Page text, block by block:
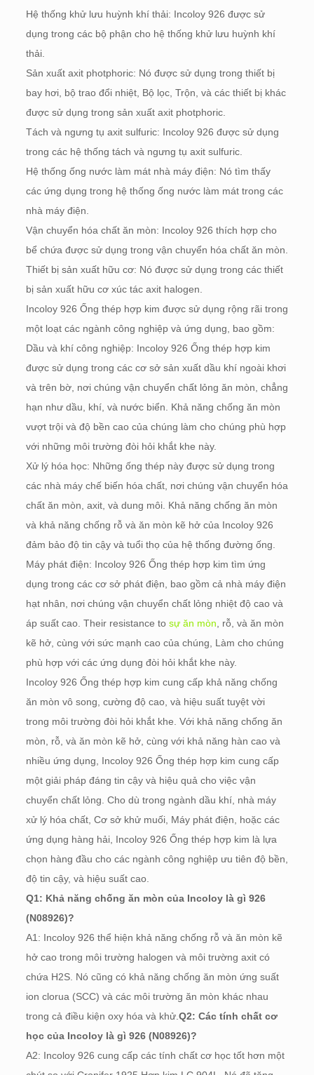
Hệ thống khử lưu huỳnh khí thải: Incoloy 926 được sử
dụng trong các bộ phận cho hệ thống khử lưu huỳnh khí
thải.
Sản xuất axit photphoric: Nó được sử dụng trong thiết bị
bay hơi, bộ trao đổi nhiệt, Bộ lọc, Trộn, và các thiết bị khác
được sử dụng trong sản xuất axit photphoric.
Tách và ngưng tụ axit sulfuric: Incoloy 926 được sử dụng
trong các hệ thống tách và ngưng tụ axit sulfuric.
Hệ thống ống nước làm mát nhà máy điện: Nó tìm thấy
các ứng dụng trong hệ thống ống nước làm mát trong các
nhà máy điện.
Vận chuyển hóa chất ăn mòn: Incoloy 926 thích hợp cho
bể chứa được sử dụng trong vận chuyển hóa chất ăn mòn.
Thiết bị sản xuất hữu cơ: Nó được sử dụng trong các thiết
bị sản xuất hữu cơ xúc tác axit halogen.
Incoloy 926 Ống thép hợp kim được sử dụng rộng rãi trong
một loạt các ngành công nghiệp và ứng dụng, bao gồm:
Dầu và khí công nghiệp: Incoloy 926 Ống thép hợp kim
được sử dụng trong các cơ sở sản xuất dầu khí ngoài khơi
và trên bờ, nơi chúng vận chuyển chất lỏng ăn mòn, chẳng
hạn như dầu, khí, và nước biển. Khả năng chống ăn mòn
vượt trội và độ bền cao của chúng làm cho chúng phù hợp
với những môi trường đòi hỏi khắt khe này.
Xử lý hóa học: Những ống thép này được sử dụng trong
các nhà máy chế biến hóa chất, nơi chúng vận chuyển hóa
chất ăn mòn, axit, và dung môi. Khả năng chống ăn mòn
và khả năng chống rỗ và ăn mòn kẽ hở của Incoloy 926
đảm bảo độ tin cậy và tuổi thọ của hệ thống đường ống.
Máy phát điện: Incoloy 926 Ống thép hợp kim tìm ứng
dụng trong các cơ sở phát điện, bao gồm cả nhà máy điện
hạt nhân, nơi chúng vận chuyển chất lỏng nhiệt độ cao và
áp suất cao. Their resistance to sự ăn mòn , rỗ, và ăn mòn
kẽ hở, cùng với sức mạnh cao của chúng, Làm cho chúng
phù hợp với các ứng dụng đòi hỏi khắt khe này.
Incoloy 926 Ống thép hợp kim cung cấp khả năng chống
ăn mòn vô song, cường độ cao, và hiệu suất tuyệt vời
trong môi trường đòi hỏi khắt khe. Với khả năng chống ăn
mòn, rỗ, và ăn mòn kẽ hở, cùng với khả năng hàn cao và
nhiều ứng dụng, Incoloy 926 Ống thép hợp kim cung cấp
một giải pháp đáng tin cậy và hiệu quả cho việc vận
chuyển chất lỏng. Cho dù trong ngành dầu khí, nhà máy
xử lý hóa chất, Cơ sở khử muối, Máy phát điện, hoặc các
ứng dụng hàng hải, Incoloy 926 Ống thép hợp kim là lựa
chọn hàng đầu cho các ngành công nghiệp ưu tiên độ bền,
độ tin cậy, và hiệu suất cao.
Q1: Khả năng chống ăn mòn của Incoloy là gì 926
(N08926)?
A1: Incoloy 926 thể hiện khả năng chống rỗ và ăn mòn kẽ
hở cao trong môi trường halogen và môi trường axit có
chứa H2S. Nó cũng có khả năng chống ăn mòn ứng suất
ion clorua (SCC) và các môi trường ăn mòn khác nhau
trong cả điều kiện oxy hóa và khử. Q2: Các tính chất cơ
học của Incoloy là gì 926 (N08926)?
A2: Incoloy 926 cung cấp các tính chất cơ học tốt hơn một